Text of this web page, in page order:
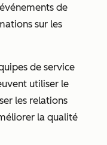
de
sur les
de service
utiliser le
les relations
la qualité